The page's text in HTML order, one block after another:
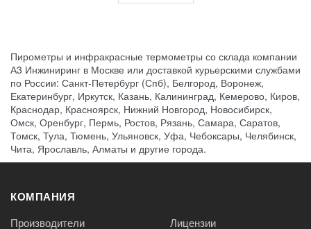
Пирометры и инфракрасные термометры со склада компании
А3 Инжиниринг в Москве или доставкой курьерскими службами
по России: Санкт-Петербург (Спб), Белгород, Воронеж,
Екатеринбург, Иркутск, Казань, Калининград, Кемерово, Киров,
Краснодар, Красноярск, Нижний Новгород, Новосибирск,
Омск, Оренбург, Пермь, Ростов, Рязань, Самара, Саратов,
Томск, Тула, Тюмень, Ульяновск, Уфа, Чебоксары, Челябинск,
Чита, Ярославль, Алматы и другие города.
КОМПАНИЯ
Производители Лицензии